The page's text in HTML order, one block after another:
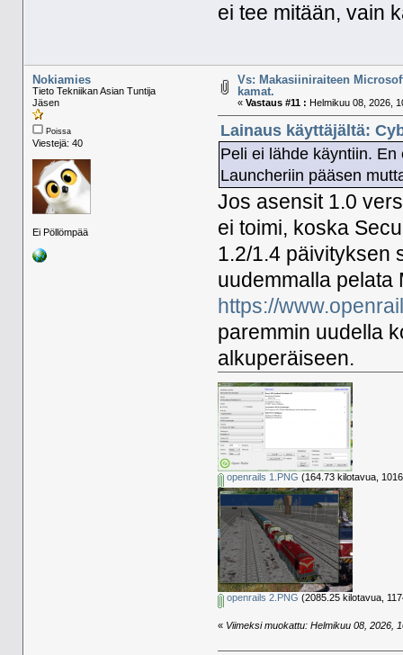
ei tee mitään, vain
Nokiamies
Tieto Tekniikan Asian Tuntija
Jäsen
Poissa
Viestejä: 40
Ei Pöllömpää
Vs: Makasiiniraiteen
kamat.
« Vastaus #11 : Helmikuu 08, 2026,
Lainaus käyttäjältä:
Peli ei lähde käyntiin.
Launcheriin pääsen
Jos asensit 1.0
ei toimi, koska
1.2/1.4 päivityksen
uudemmalla pelata
https://
paremmin uudella
alkuperäiseen.
openrails 1.PNG (164.73 kilotavua,
openrails 2.PNG (2085.25 kilotavua,
« Viimeksi muokattu: Helmikuu 08, 2026,